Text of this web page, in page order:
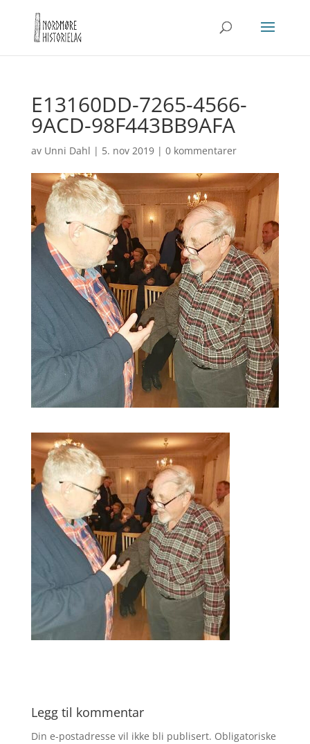
E13160DD-7265-4566-
9ACD-98F443BB9AFA
av Unni Dahl | 5. nov 2019| 0 kommentarer
Legg til kommentar
Din e-postadresse vil ikke bli publisert. Obligatoriske